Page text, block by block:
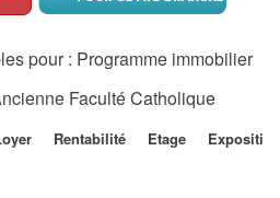
pour : Programme immobilier
Faculté Catholique
Rentabilité Etage Exposition